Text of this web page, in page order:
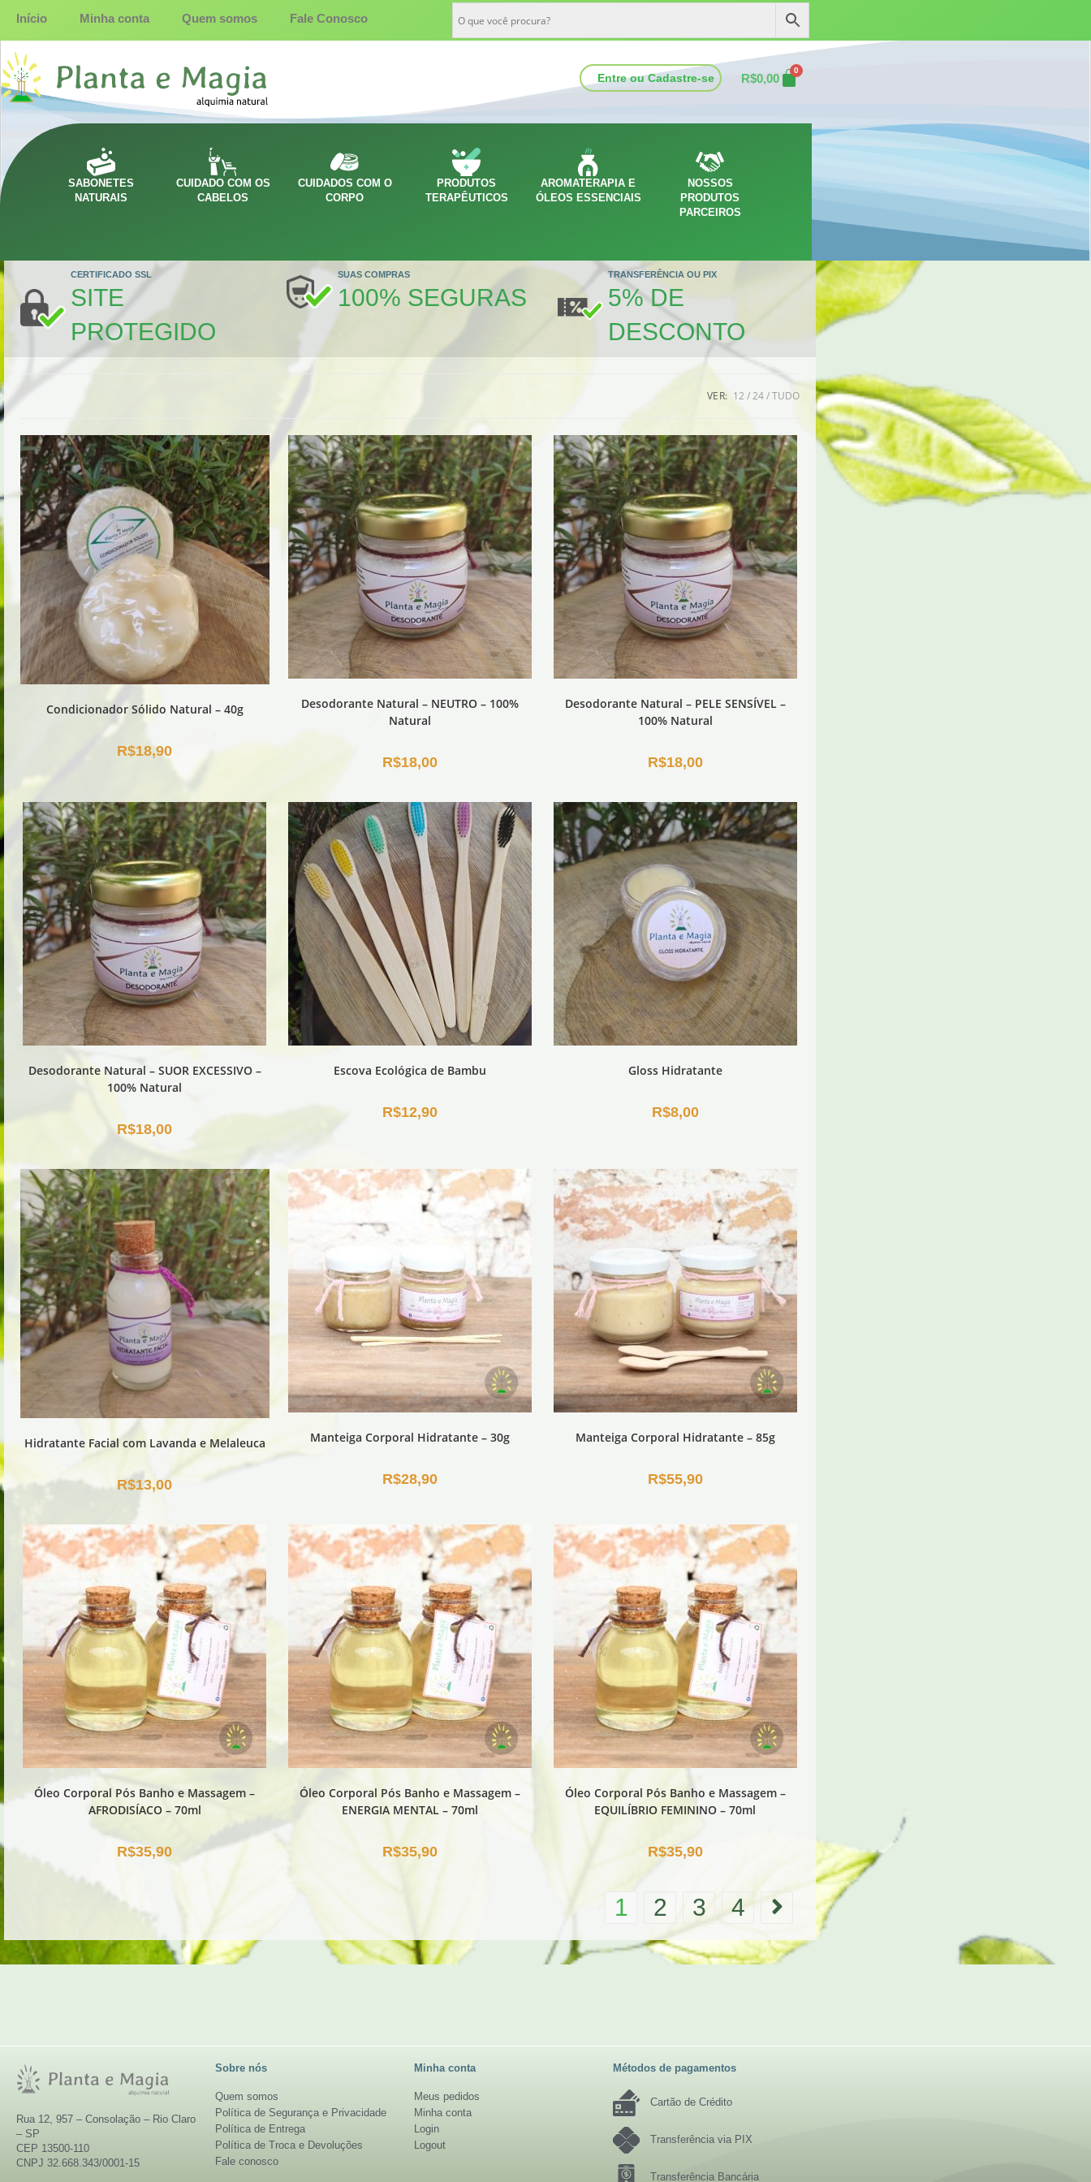
Início Minha conta Quem somos Fale Conosco
Entre ou Cadastre-se R$0,00
0
SABONETES
NATURAIS
CUIDADO COM OS
CABELOS
CUIDADOS COM O
CORPO
PRODUTOS
TERAPÊUTICOS
AROMATERAPIA E
ÓLEOS ESSENCIAIS
NOSSOS
PRODUTOS
PARCEIROS
CERTIFICADO SSL
SITE
PROTEGIDO
SUAS COMPRAS
100% SEGURAS
TRANSFERÊNCIA OU PIX
5% DE
DESCONTO
VER: 12 24 TUDO
Condicionador Sólido Natural – 40g
R$18,90
Desodorante Natural – NEUTRO – 100%
Natural
R$18,00
Desodorante Natural – PELE SENSÍVEL –
100% Natural
R$18,00
Desodorante Natural – SUOR EXCESSIVO –
100% Natural
R$18,00
Escova Ecológica de Bambu
R$12,90
Gloss Hidratante
R$8,00
Hidratante Facial com Lavanda e Melaleuca
R$13,00
Manteiga Corporal Hidratante – 30g
R$28,90
Manteiga Corporal Hidratante – 85g
R$55,90
Óleo Corporal Pós Banho e Massagem –
AFRODISÍACO – 70ml
R$35,90
Óleo Corporal Pós Banho e Massagem –
ENERGIA MENTAL – 70ml
R$35,90
Óleo Corporal Pós Banho e Massagem –
EQUILÍBRIO FEMININO – 70ml
R$35,90
1 2 3 4
Rua 12, 957 – Consolação – Rio Claro
– SP
CEP 13500-110
CNPJ 32.668.343/0001-15
Sobre nós
Quem somos
Política de Segurança e Privacidade
Política de Entrega
Política de Troca e Devoluções
Fale conosco
Minha conta
Meus pedidos
Minha conta
Login
Logout
Métodos de pagamentos
Cartão de Crédito
Transferência via PIX
Transferência Bancária